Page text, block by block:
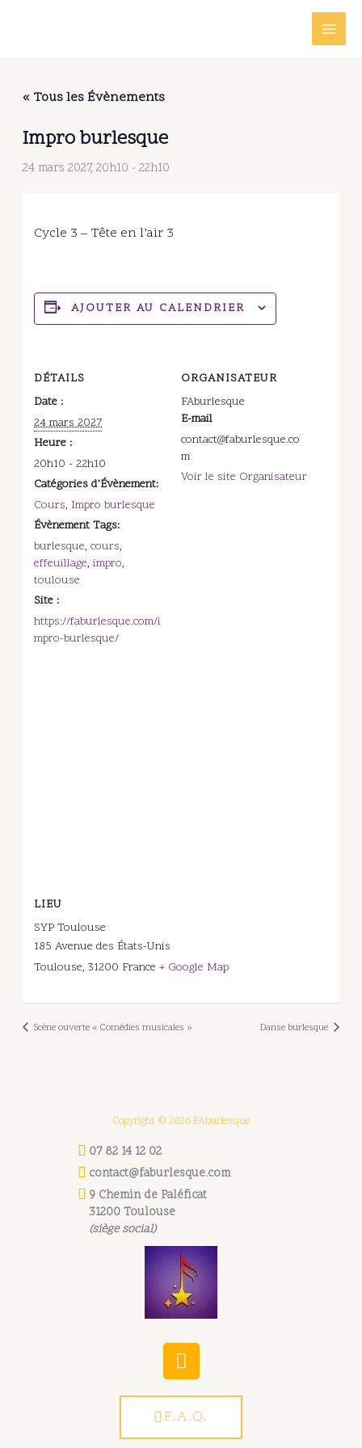
« Tous les Évènements
Impro burlesque
24 mars 2027, 20h10 - 22h10
Cycle 3 – Tête en l’air 3
AJOUTER AU CALENDRIER
DÉTAILS
Date :
24 mars 2027
Heure :
20h10 - 22h10
Catégories d’Évènement:
Cours, Impro burlesque
Évènement Tags:
burlesque,cours,
effeuillage,impro,
toulouse
Site :
https://faburlesque.com/i
mpro-burlesque/
ORGANISATEUR
FAburlesque
E-mail
contact@faburlesque.co
m
Voir le site Organisateur
LIEU
SYP Toulouse
185 Avenue des États-Unis
Toulouse, 31200 France + Google Map
Scène ouverte « Comédies musicales » Danse burlesque
Copyright © 2026 FAburlesque
07 82 14 12 02
contact@faburlesque.com
9 Chemin de Paléficat
31200 Toulouse
(siège social)
W
h
a
t
s
F.A.Q.